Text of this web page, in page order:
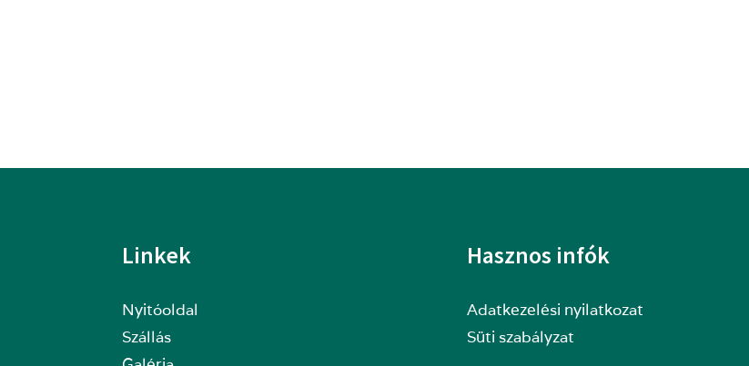
Linkek
Nyitóoldal
Szállás
Hasznos infók
Adatkezelési nyilatkozat
Süti szabályzat